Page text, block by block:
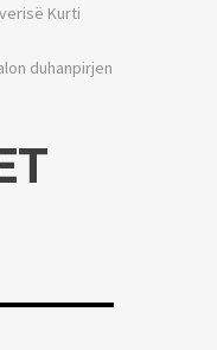
Kurti
duhanpirjen